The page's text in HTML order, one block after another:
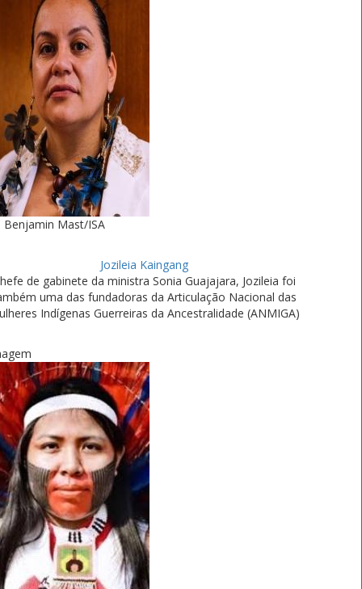
Benjamin Mast/ISA
Jozileia Kaingang
de gabinete da ministra Sonia Guajajara, Jozileia foi
uma das fundadoras da Articulação Nacional das
Indígenas Guerreiras da Ancestralidade (ANMIGA)